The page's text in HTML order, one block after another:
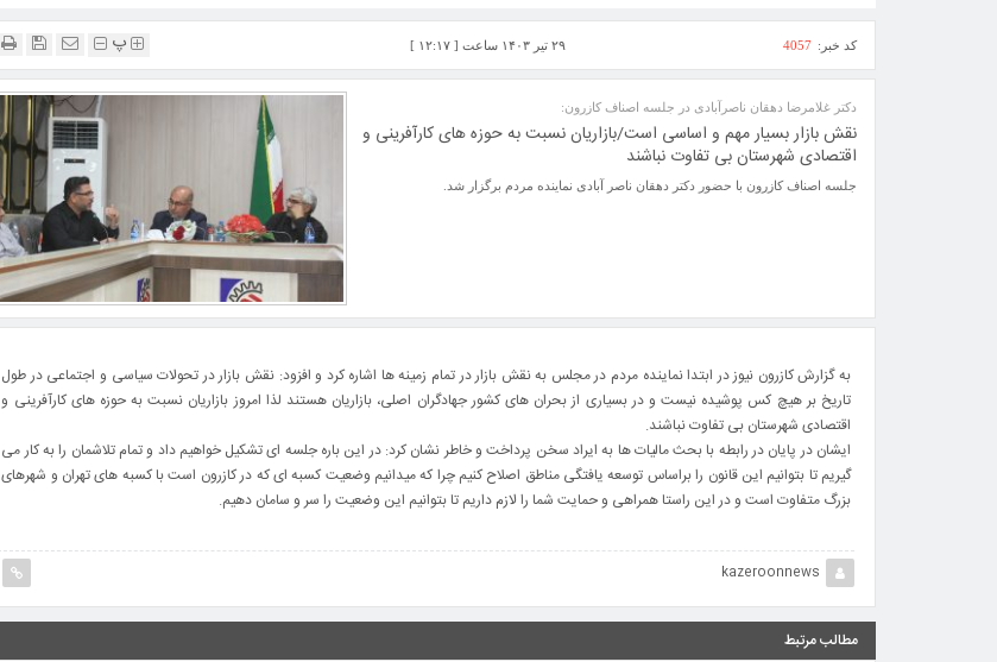
کد خبر: 4057 ۲۹ تیر ۱۴۰۳ ساعت [ ۱۲:۱۷ ] پ
دکتر غلامرضا دهقان ناصرآبادی در جلسه اصناف کازرون:
نقش بازار بسیار مهم و اساسی است/بازاریان نسبت به حوزه های کارآفرینی و
اقتصادی شهرستان بی تفاوت نباشند
جلسه اصناف کازرون با حضور دکتر دهقان ناصر آبادی نماینده مردم برگزار شد.
به گزارش کازرون نیوز در ابتدا نماینده مردم در مجلس به نقش بازار در تمام زمینه ها اشاره کرد و افزود: نقش بازار در تحولات سیاسی و اجتماعی در طول
تاریخ بر هیچ کس پوشیده نیست و در بسیاری از بحران های کشور جهادگران اصلی، بازاریان هستند لذا امروز بازاریان نسبت به حوزه های کارآفرینی و
اقتصادی شهرستان بی تفاوت نباشند.
ایشان در پایان در رابطه با بحث مالیات ها به ایراد سخن پرداخت و خاطر نشان کرد: در این باره جلسه ای تشکیل خواهیم داد و تمام تلاشمان را به کار می
گیریم تا بتوانیم این قانون را براساس توسعه یافتگی مناطق اصلاح کنیم چرا که میدانیم وضعیت کسبه ای که در کازرون است با کسبه های تهران و شهرهای
بزرگ متفاوت است و در این راستا همراهی و حمایت شما را لازم داریم تا بتوانیم این وضعیت را سر و سامان دهیم.
kazeroonnews
مطالب مرتبط